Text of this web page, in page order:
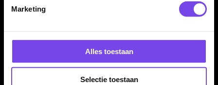
Marketing
Alles toestaan
Selectie toestaan
De beste dartpijlen kies je niet alleen op uiterlijk of merk.
Gewicht, balans, gripzone, barrelvorm en materiaal bepalen hoe
de dart uit je hand komt en hoe stabiel hij naar het bord vliegt.